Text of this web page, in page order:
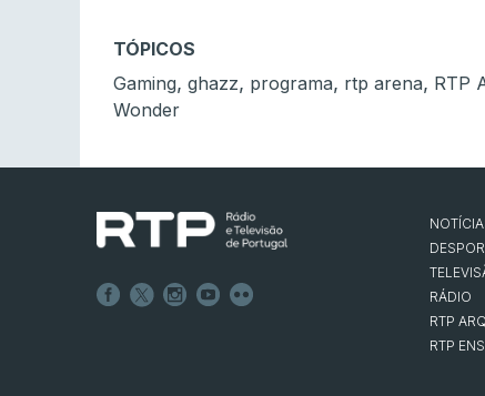
TÓPICOS
Gaming, ghazz, programa, rtp arena, RTP
Wonder
RÁDIO
RTP
RTP